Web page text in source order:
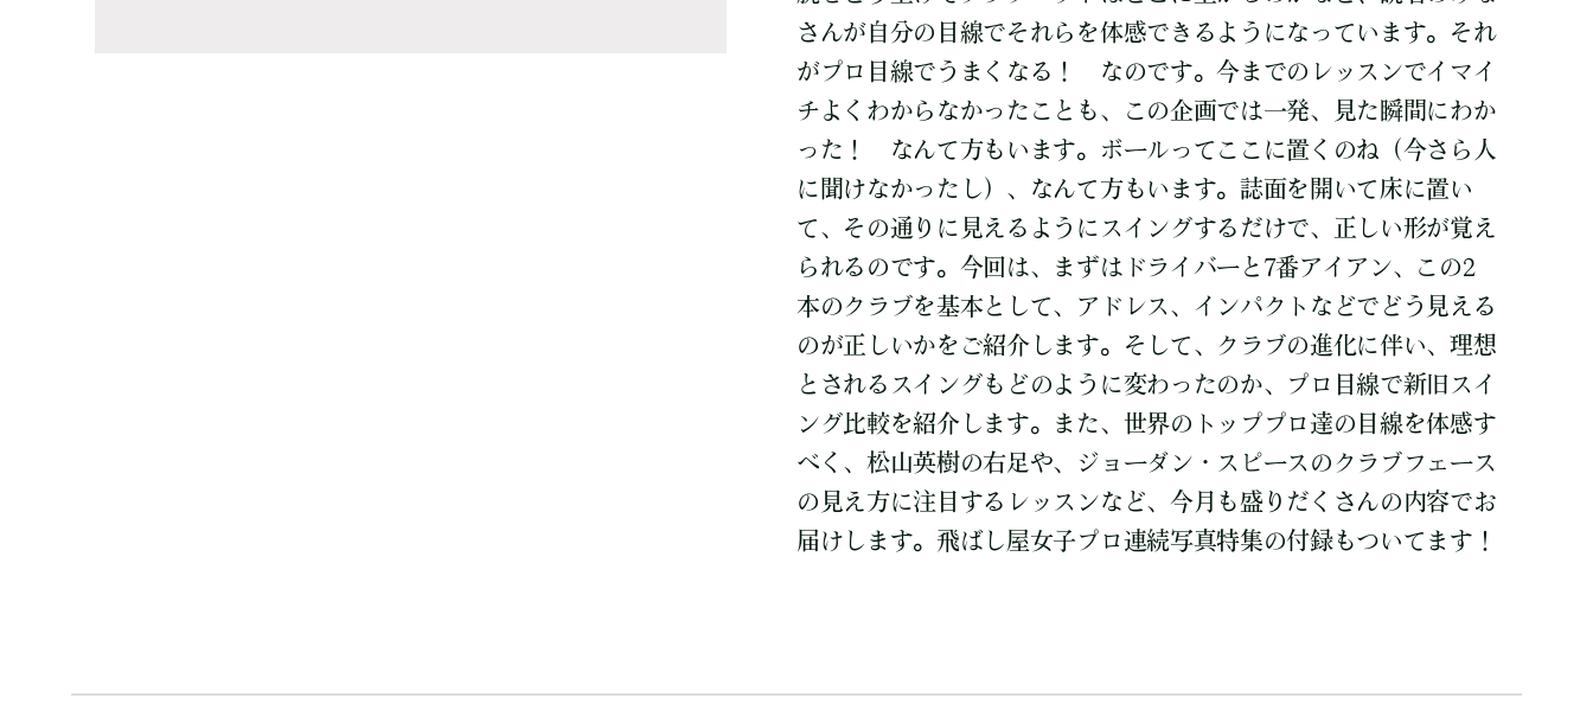
さんが自分の目線でそれらを体感できるようになっています。それ
がプロ目線でうまくなる！ なのです。今までのレッスンでイマイ
チよくわからなかったことも、この企画では一発、見た瞬間にわか
った！ なんて方もいます。ボールってここに置くのね（今さら人
に聞けなかったし）、なんて方もいます。誌面を開いて床に置い
て、その通りに見えるようにスイングするだけで、正しい形が覚え
られるのです。今回は、まずはドライバーと7番アイアン、この2
本のクラブを基本として、アドレス、インパクトなどでどう見える
のが正しいかをご紹介します。そして、クラブの進化に伴い、理想
とされるスイングもどのように変わったのか、プロ目線で新旧スイ
ング比較を紹介します。また、世界のトッププロ達の目線を体感す
べく、松山英樹の右足や、ジョーダン・スピースのクラブフェース
の見え方に注目するレッスンなど、今月も盛りだくさんの内容でお
届けします。飛ばし屋女子プロ連続写真特集の付録もついてます！